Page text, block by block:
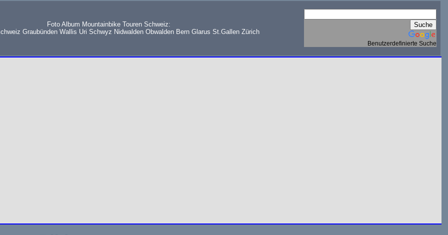
Foto Album Mountainbike Touren Schweiz:
Graubünden Wallis Uri Schwyz Nidwalden Obwalden Bern Glarus St.Gallen Zürich
Benutzerdefinierte Suche